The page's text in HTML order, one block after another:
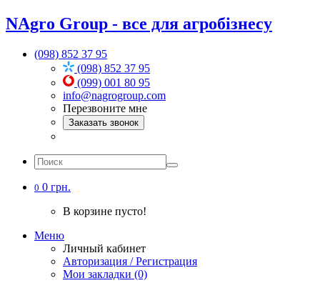
NAgro Group - все для агробізнесу
(098) 852 37 95
(098) 852 37 95
(099) 001 80 95
info@nagrogroup.com
Перезвоните мне
Заказать звонок
0 0 грн.
В корзине пусто!
Меню
Личный кабинет
Авторизация / Регистрация
Мои закладки (0)